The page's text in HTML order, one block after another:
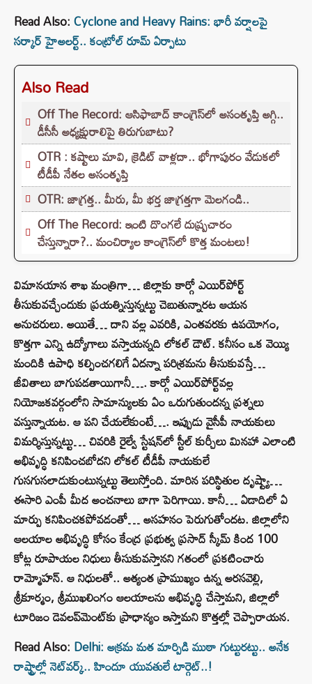
Read Also:Cyclone and Heavy Rains: భారీ వర్షాలపై
సర్కార్‌ హైఅలర్ట్.. కంట్రోల్‌ రూమ్‌ ఏర్పాటు
Also Read
Off The Record: ఆసిఫాబాద్ కాంగ్రెస్‌లో అసంతృప్తి అగ్గి..
డీసీసీ అధ్యక్షురాలిపై తిరుగుబాటు?
OTR : కష్టాలు మావి, క్రెడిట్ వాళ్లదా.. భోగాపురం వేడుకలో
టీడీపీ నేతల అసంతృప్తి
OTR: జాగ్రత్త.. మీరు, మీ భర్త జాగ్రత్తగా మెలగండి..
Off The Record: ఇంటి దొంగలే దుష్ప్రచారం
చేస్తున్నారా?.. మంచిర్యాల కాంగ్రెస్‌లో కొత్త మంటలు!
విమానయాన శాఖ మంత్రిగా… జిల్లాకు కార్గో ఎయిర్‌పోర్ట్‌
తీసుకువచ్చేందుకు ప్రయత్నిస్తున్నట్టు చెబుతున్నారట ఆయన
అనుచరులు. అయితే… దాని వల్ల ఎవరికి, ఎంతవరకు ఉపయోగం,
కొత్తగా ఎన్ని ఉద్యోగాలు వస్తాయన్నది లోకల్‌ డౌట్‌. కనీసం ఒక వెయ్యి
మందికి ఉపాధి కల్పించగలిగే ఏదన్నా పరిశ్రమను తీసుకువస్తే…
జీవితాలు బాగుపడతాయిగానీ…. కార్గో ఎయిర్‌పోర్ట్‌వల్ల
నియోజకవర్గంలోని సామాన్యులకు ఏం ఒరుగుతుందన్న ప్రశ్నలు
వస్తున్నాయట. ఆ పని చేయలేకుంటే…. ఇప్పుడు వైసీపీ నాయకులు
విమర్శిస్తున్నట్టు… చివరికి రైల్వే స్టేషన్‌లో స్టీల్‌ కుర్చీలు మినహా ఎలాంటి
అభివృద్ధి కనిపించబోదని లోకల్‌ టీడీపీ నాయకులే
గుసగుసలాడుకుంటున్నట్టు తెలుస్తోంది. మారిన పరిస్థితుల దృష్ట్యా…
ఈసారి ఎంపీ మీద అంచనాలు బాగా పెరిగాయి. కానీ… ఏడాదిలో ఏ
మార్పు కనిపించకపోవడంతో… అసహనం పెరుగుతోందట. జిల్లాలోని
ఆలయాల అభివృద్ధి కోసం కేంద్ర ప్రభుత్వ ప్రసాద్‌ స్కీమ్ కింద 100
కోట్ల రూపాయల నిధులు తీసుకువస్తానని గతంలో ప్రకటించారు
రామ్మోహన్‌. ఆ నిధులతో.. అత్యంత ప్రాముఖ్యం ఉన్న అరసవెల్లి,
శ్రీకూర్మం, శ్రీముఖలింగం ఆలయాలను అభివృద్ధి చేస్తామని, జిల్లాలో
టూరిజం డెవలప్‌మెంట్‌కు ప్రాధాన్యం ఇస్తామని కొత్తల్లో చెప్పారాయన.
Read Also: Delhi: అక్రమ మత మార్పిడి ముఠా గుట్టురట్టు.. అనేక
రాష్ట్రాల్లో నెట్‌వర్క్‌.. హిందూ యువతులే టార్గెట్..!